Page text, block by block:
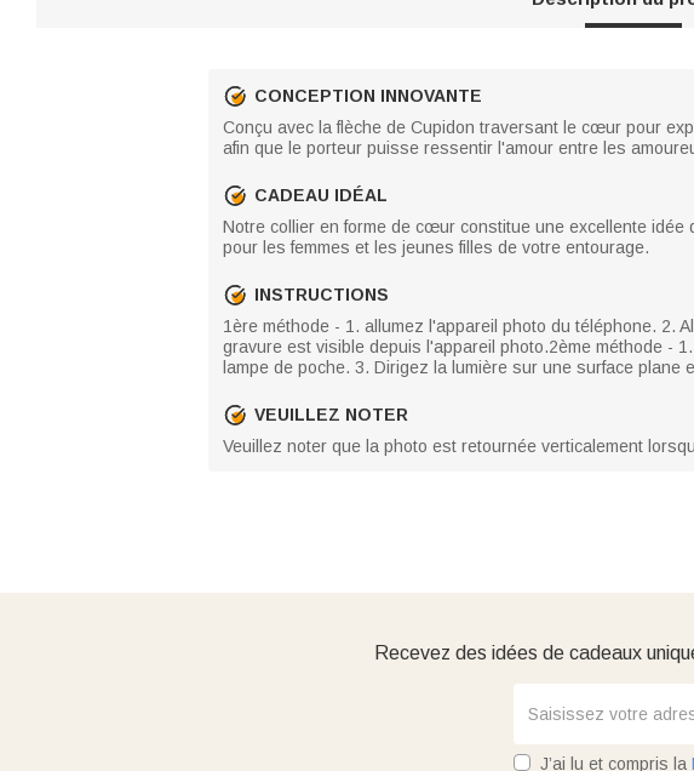
CONCEPTION INNOVANTE
Conçu avec la flèche de Cupidon traversant le cœur pour
afin que le porteur puisse ressentir l'amour entre les
CADEAU IDÉAL
Notre collier en forme de cœur constitue une excellente
pour les femmes et les jeunes filles de votre entourage.
INSTRUCTIONS
1ère méthode - 1. allumez l'appareil photo du téléphone. 2.
gravure est visible depuis l'appareil photo.2ème méthode -
lampe de poche. 3. Dirigez la lumière sur une surface plane
VEUILLEZ NOTER
Veuillez noter que la photo est retournée verticalement
Recevez des idées de cadeaux
J’ai lu et compris la